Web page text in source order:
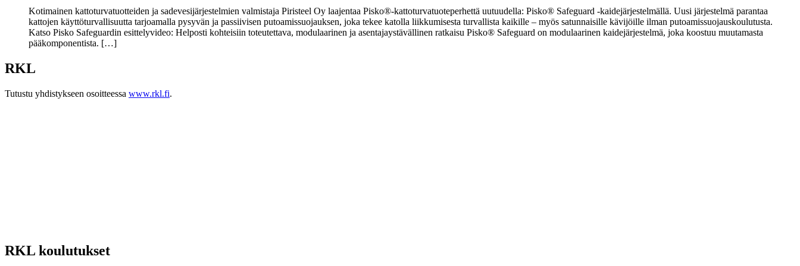
Kotimainen kattoturvatuotteiden ja sadevesijärjestelmien valmistaja Piristeel Oy laajentaa Pisko®-kattoturvatuoteperhettä uutuudella: Pisko® Safeguard -kaidejärjestelmällä. Uusi järjestelmä parantaa
kattojen käyttöturvallisuutta tarjoamalla pysyvän ja passiivisen putoamissuojauksen, joka tekee katolla liikkumisesta turvallista kaikille – myös satunnaisille kävijöille ilman putoamissuojauskoulutusta.
Katso Pisko Safeguardin esittelyvideo: Helposti kohteisiin toteutettava, modulaarinen ja asentajaystävällinen ratkaisu Pisko® Safeguard on modulaarinen kaidejärjestelmä, joka koostuu muutamasta
pääkomponentista. […]
RKL
Tutustu yhdistykseen osoitteessa www.rkl.fi.
RKL koulutukset